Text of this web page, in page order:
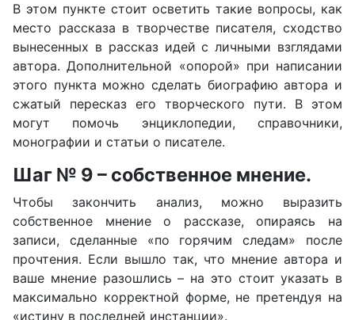
В этом пункте стоит осветить такие вопросы, как
место рассказа в творчестве писателя, сходство
вынесенных в рассказ идей с личными взглядами
автора. Дополнительной «опорой» при написании
этого пункта можно сделать биографию автора и
сжатый пересказ его творческого пути. В этом
могут помочь энциклопедии, справочники,
монографии и статьи о писателе.
Шаг № 9 – собственное мнение.
Чтобы закончить анализ, можно выразить
собственное мнение о рассказе, опираясь на
записи, сделанные «по горячим следам» после
прочтения. Если вышло так, что мнение автора и
ваше мнение разошлись – на это стоит указать в
максимально корректной форме, не претендуя на
«истину в последней инстанции».